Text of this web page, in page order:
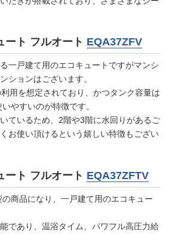
ート フルオート EQA37ZFV
一戸建て用のエコキュートですがマンシ
ションはございます。
用を想定されており、かつタンク容量は
やすいのが特徴です。
ているため、2階や3階に水回りがあるご
お使い頂けるという嬉しい特徴もござい
ート フルオート EQA37ZFTV
商品になり、一戸建て用のエコキュー
であり、温浴タイム、パワフル高圧力給